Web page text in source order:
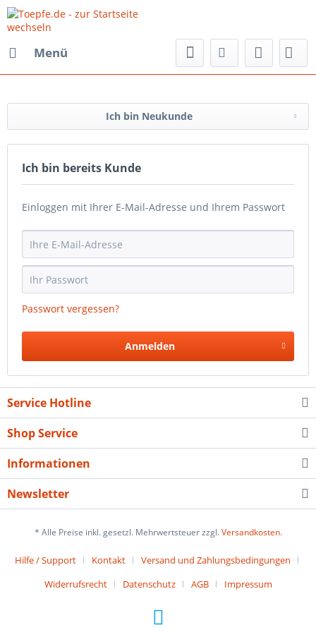
Menü
Ich bin Neukunde
Ich bin bereits Kunde
Einloggen mit Ihrer E-Mail-Adresse und Ihrem Passwort
Passwort vergessen?
Anmelden
Service Hotline
Shop Service
Informationen
Newsletter
* Alle Preise inkl. gesetzl. Mehrwertsteuer zzgl.Versandkosten.
Hilfe / Support Kontakt
Versand und Zahlungsbedingungen
Widerrufsrecht
Datenschutz AGB Impressum